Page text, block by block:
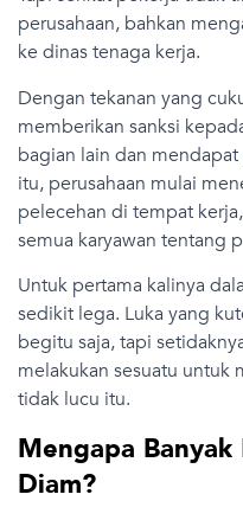
perusahaan, bahkan
ke dinas tenaga kerja.
Dengan tekanan yang
memberikan sanksi
bagian lain dan
itu, perusahaan mulai
pelecehan di tempat
semua karyawan tentang
Untuk pertama kalinya
sedikit lega. Luka yang
begitu saja, tapi
melakukan sesuatu untuk
tidak lucu itu.
Mengapa
Diam?